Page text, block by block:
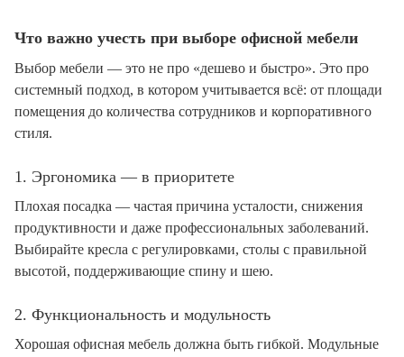
Что важно учесть при выборе офисной мебели
Выбор мебели — это не про «дешево и быстро». Это про
системный подход, в котором учитывается всё: от площади
помещения до количества сотрудников и корпоративного
стиля.
1. Эргономика — в приоритете
Плохая посадка — частая причина усталости, снижения
продуктивности и даже профессиональных заболеваний.
Выбирайте кресла с регулировками, столы с правильной
высотой, поддерживающие спину и шею.
2. Функциональность и модульность
Хорошая офисная мебель должна быть гибкой. Модульные